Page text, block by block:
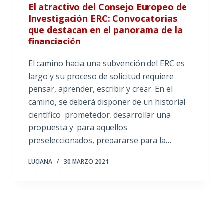
El atractivo del Consejo Europeo de
Investigación ERC: Convocatorias
que destacan en el panorama de la
financiación
El camino hacia una subvención del ERC es
largo y su proceso de solicitud requiere
pensar, aprender, escribir y crear. En el
camino, se deberá disponer de un historial
científico prometedor, desarrollar una
propuesta y, para aquellos
preseleccionados, prepararse para la…
LUCIANA 30 MARZO 2021